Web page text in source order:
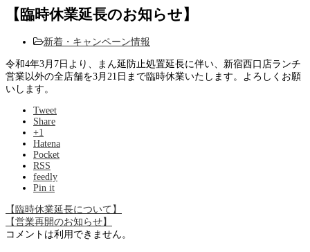
【臨時休業延長のお知らせ】
新着・キャンペーン情報
令和4年3月7日より、まん延防止処置延長に伴い、新宿西口店ランチ
営業以外の全店舗を3月21日まで臨時休業いたします。よろしくお願
いします。
Tweet
Share
+1
Hatena
Pocket
RSS
feedly
Pin it
【臨時休業延長について】
【営業再開のお知らせ】
コメントは利用できません。